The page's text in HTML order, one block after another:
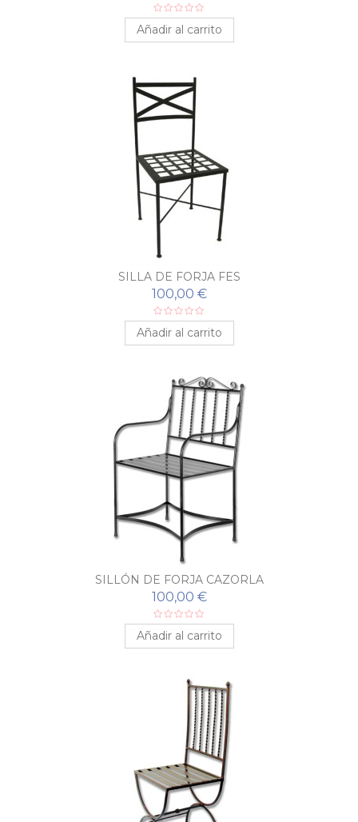
Añadir al carrito
SILLA DE FORJA FES
100,00 €
Añadir al carrito
SILLÓN DE FORJA CAZORLA
100,00 €
Añadir al carrito